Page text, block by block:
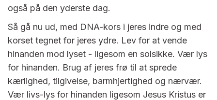
også på den yderste dag.
Så gå nu ud, med DNA-kors i jeres indre og med
korset tegnet for jeres ydre. Lev for at vende
hinanden mod lyset - ligesom en solsikke. Vær lys
for hinanden. Brug af jeres frø til at sprede
kærlighed, tilgivelse, barmhjertighed og nærvær.
Vær livs-lys for hinanden ligesom Jesus Kristus er